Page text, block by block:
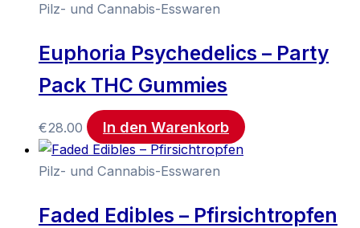
Pilz- und Cannabis-Esswaren
Euphoria Psychedelics – Party
Pack THC Gummies
€28.00 In den Warenkorb
Pilz- und Cannabis-Esswaren
Faded Edibles – Pfirsichtropfen